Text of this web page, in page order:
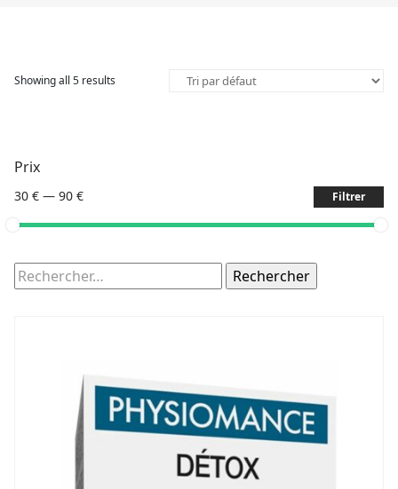
Showing all 5 results
Prix
30 € — 90 € Filtrer
Rechercher :